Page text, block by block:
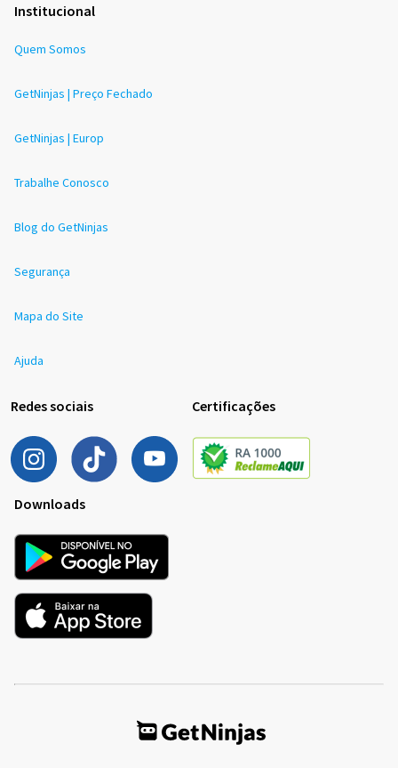
Institucional
Quem Somos
GetNinjas | Preço Fechado
GetNinjas | Europ
Trabalhe Conosco
Blog do GetNinjas
Segurança
Mapa do Site
Ajuda
Redes sociais Certificações
Downloads